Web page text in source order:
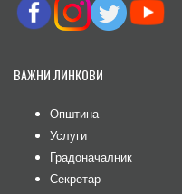
ВАЖНИ ЛИНКОВИ
Општина
Услуги
Градоначалник
Секретар